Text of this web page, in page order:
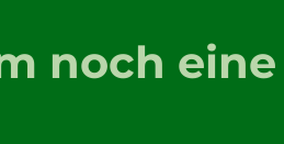
noch eine